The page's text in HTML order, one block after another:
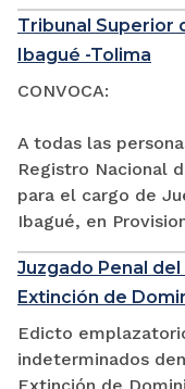
Tribunal Superior
Ibagué -Tolima
CONVOCA:
A todas las
Registro Nacional
para el cargo de
Ibagué, en
Juzgado Penal
Extinción de
Edicto
indeterminados